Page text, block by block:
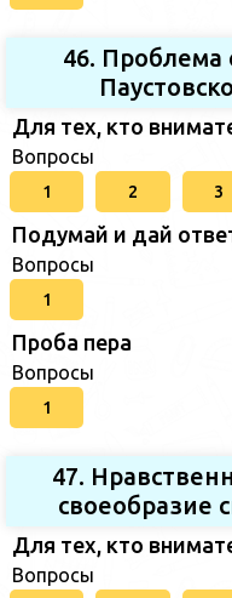
46. Проблема
Для тех, кто
Вопросы
1 2 3
Подумай и дай
Вопросы
1
Проба пера
Вопросы
1
47.
своеобразие
Для тех, кто
Вопросы